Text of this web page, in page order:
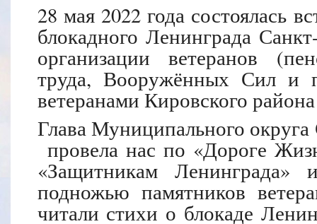
28 мая 2022 года состоялась
блокадного Ленинграда
организации ветеранов
труда, Вооружённых Сил и
ветеранами Кировского
Глава Муниципального округа
провела нас по «Дороге
«Защитникам Ленинграда»
подножью памятников
читали стихи о блокаде